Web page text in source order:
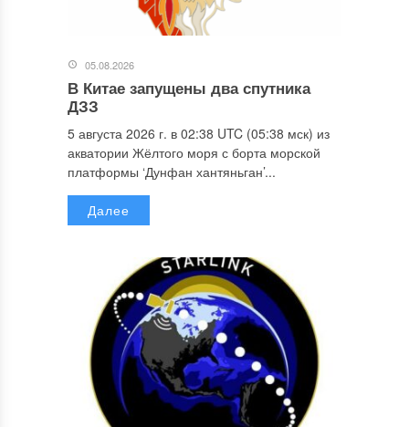
05.08.2026
В Китае запущены два спутника
ДЗЗ
5 августа 2026 г. в 02:38 UTC (05:38 мск) из
акватории Жёлтого моря с борта морской
платформы ‘Дунфан хантяньган’...
Далее